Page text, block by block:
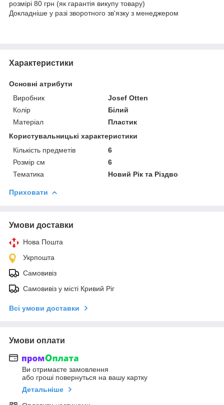
розмірі 80 грн (як гарантія викупу товару)
Докладніше у разі зворотного зв'язку з менеджером
Характеристики
Основні атрибути
Виробник
Josef Otten
Колір
Білий
Матеріал
Пластик
Користувальницькі характеристики
Кількість предметів
6
Розмір см
6
Тематика
Новий Рік та Різдво
Приховати
Умови доставки
Нова Пошта
Укрпошта
Самовивіз
Самовивіз у місті Кривий Ріг
Всі умови доставки
Умови оплати
Ви отримаєте замовлення
або гроші повернуться на вашу картку
Детальніше